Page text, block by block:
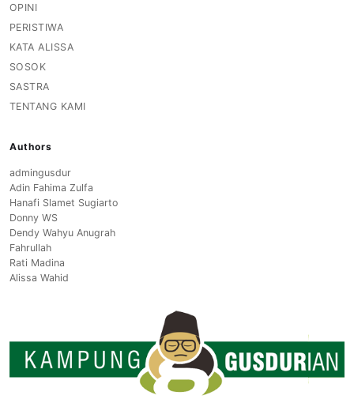
OPINI
PERISTIWA
KATA ALISSA
SOSOK
SASTRA
TENTANG KAMI
Authors
admingusdur
Adin Fahima Zulfa
Hanafi Slamet Sugiarto
Donny WS
Dendy Wahyu Anugrah
Fahrullah
Rati Madina
Alissa Wahid